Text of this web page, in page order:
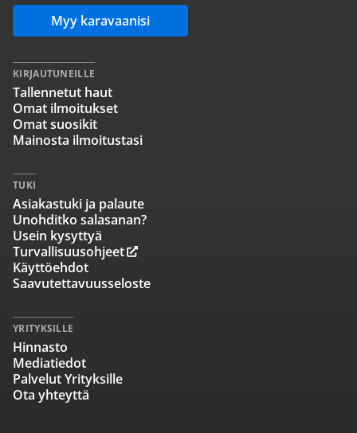
Myy karavaanisi
KIRJAUTUNEILLE
Tallennetut haut
Omat ilmoitukset
Omat suosikit
Mainosta ilmoitustasi
TUKI
Asiakastuki ja palaute
Unohditko salasanan?
Usein kysyttyä
Turvallisuusohjeet
Käyttöehdot
Saavutettavuusseloste
YRITYKSILLE
Hinnasto
Mediatiedot
Palvelut Yrityksille
Ota yhteyttä